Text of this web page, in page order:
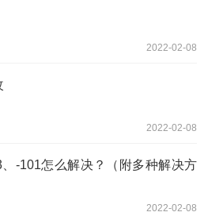
2022-02-08
2022-02-08
-101怎么解决？（附多种解决方
2022-02-08